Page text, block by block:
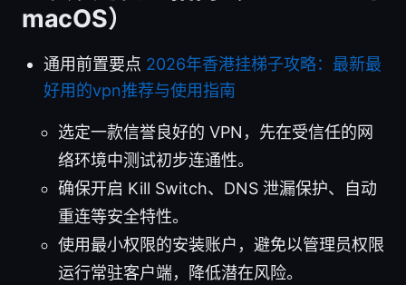
macOS）
通用前置要点 2026年香港挂梯子攻略：最新最
好用的vpn推荐与使用指南
选定一款信誉良好的 VPN，先在受信任的网
络环境中测试初步连通性。
确保开启 Kill Switch、DNS 泄漏保护、自动
重连等安全特性。
使用最小权限的安装账户，避免以管理员权限
运行常驻客户端，降低潜在风险。